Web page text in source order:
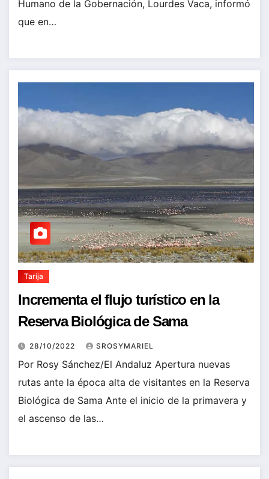
Humano de la Gobernación, Lourdes Vaca, informó
que en…
Tarija
Incrementa el flujo turístico en la
Reserva Biológica de Sama
28/10/2022 SROSYMARIEL
Por Rosy Sánchez/El Andaluz Apertura nuevas
rutas ante la época alta de visitantes en la Reserva
Biológica de Sama Ante el inicio de la primavera y
el ascenso de las…